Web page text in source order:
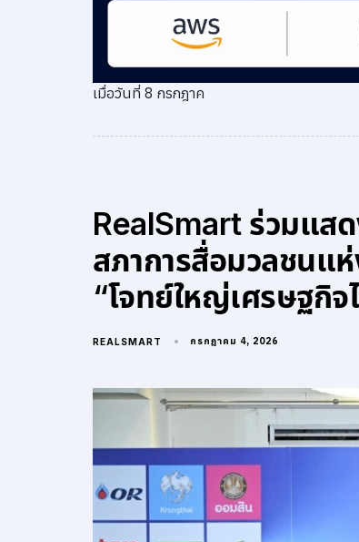
เมื่อวันที่ 8 กรกฎาค
RealSmart ร่วมแส
สภาการสื่อมวลชนแ
“โจทย์ใหญ่เศรษฐกิ
REALSMART กรกฎาคม 4, 2026